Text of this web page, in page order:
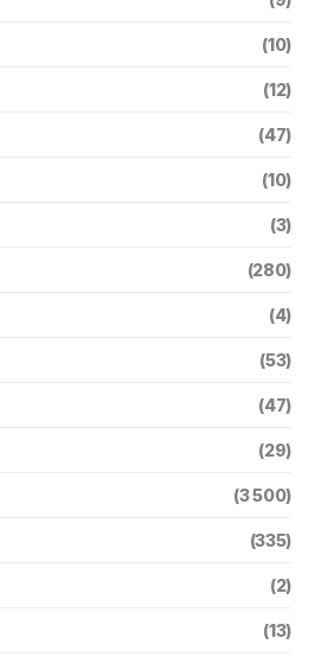
(10)
(12)
(47)
(10)
(3)
(280)
(4)
(53)
(47)
(29)
(3 500)
(335)
(2)
(13)